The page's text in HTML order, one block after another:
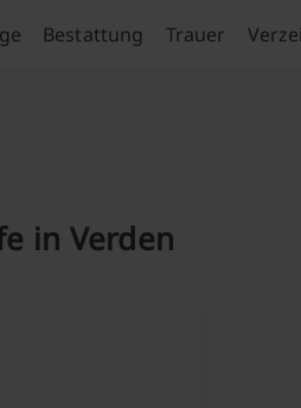
Bestattung Trauer
in Verden